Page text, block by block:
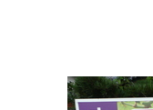
くらしの情報